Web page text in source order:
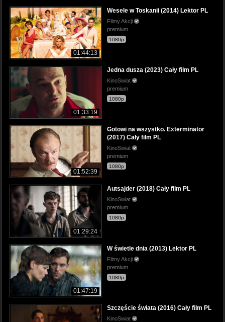
01:44:13
Wesele w Toskanii (2014) Lektor PL
Filmy Akcji
premium
1080p
01:33:19
Jedna dusza (2023) Cały film PL
KinoSwiat
premium
1080p
01:52:39
Gotowi na wszystko. Exterminator
(2017) Cały film PL
KinoSwiat
premium
1080p
01:29:24
Autsajder (2018) Cały film PL
KinoSwiat
premium
1080p
01:47:19
W świetle dnia (2013) Lektor PL
Filmy Akcji
premium
1080p
Szczęście świata (2016) Cały film PL
KinoSwiat